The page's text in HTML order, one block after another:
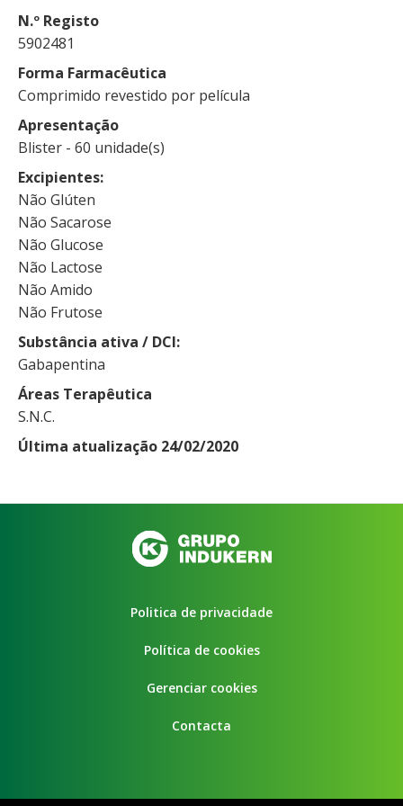
N.º Registo
5902481
Forma Farmacêutica
Comprimido revestido por película
Apresentação
Blister - 60 unidade(s)
Excipientes
Não Glúten
Não Sacarose
Não Glucose
Não Lactose
Não Amido
Não Frutose
Substância ativa / DCI
Gabapentina
Áreas Terapêutica
S.N.C.
Última atualização 24/02/2020
Politica de privacidade
Política de cookies
Gerenciar cookies
Contacta